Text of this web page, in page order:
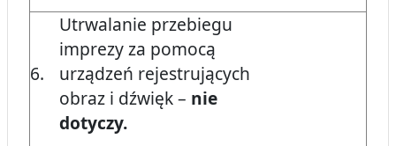
6.
Utrwalanie przebiegu
imprezy za pomocą
urządzeń rejestrujących
obraz i dźwięk – nie
dotyczy.